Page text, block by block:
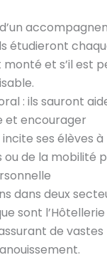
étudieront
et s’il est
: ils sauront
et encourager
incite ses élèves
ou de la mobilité
dans deux
sont
de vastes